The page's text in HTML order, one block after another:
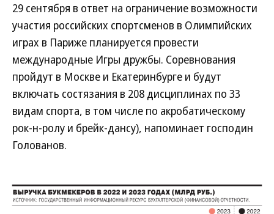
29 сентября в ответ на ограничение возможности
участия российских спортсменов в Олимпийских
играх в Париже планируется провести
международные Игры дружбы. Соревнования
пройдут в Москве и Екатеринбурге и будут
включать состязания в 208 дисциплинах по 33
видам спорта, в том числе по акробатическому
рок-н-ролу и брейк-дансу), напоминает господин
Голованов.